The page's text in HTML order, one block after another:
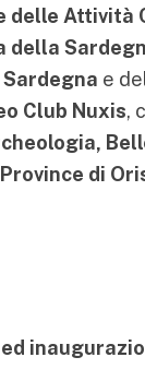
delle Attività
della
e
Club Nuxis,
di
ed